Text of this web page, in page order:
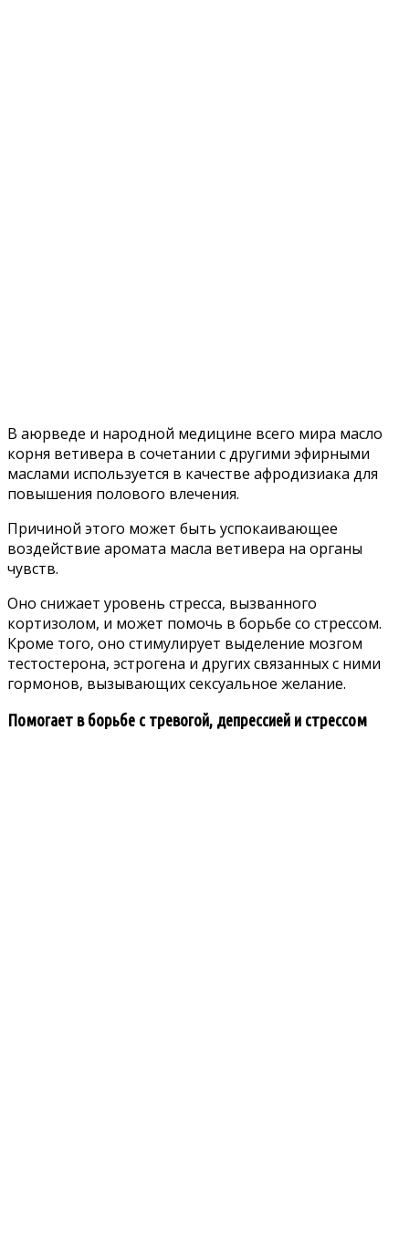
В аюрведе и народной медицине всего мира масло
корня ветивера в сочетании с другими эфирными
маслами используется в качестве афродизиака для
повышения полового влечения.
Причиной этого может быть успокаивающее
воздействие аромата масла ветивера на органы
чувств.
Оно снижает уровень стресса, вызванного
кортизолом, и может помочь в борьбе со стрессом.
Кроме того, оно стимулирует выделение мозгом
тестостерона, эстрогена и других связанных с ними
гормонов, вызывающих сексуальное желание.
Помогает в борьбе с тревогой, депрессией и стрессом